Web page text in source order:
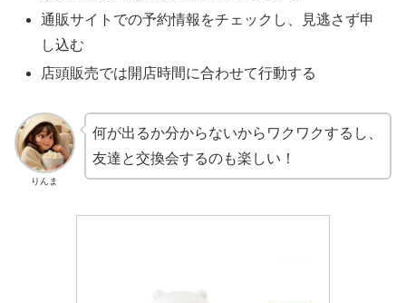
通販サイトでの予約情報をチェックし、見逃さず申
し込む
店頭販売では開店時間に合わせて行動する
りんま
何が出るか分からないからワクワクするし、
友達と交換会するのも楽しい！